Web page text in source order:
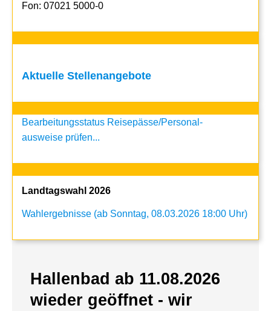
Fon: 07021 5000-0
Aktuelle Stellenangebote
Bearbeitungsstatus Reisepässe/Personal-
ausweise prüfen...
Landtagswahl 2026
Wahlergebnisse (ab Sonntag, 08.03.2026 18:00 Uhr)
Hallenbad ab 11.08.2026
wieder geöffnet - wir